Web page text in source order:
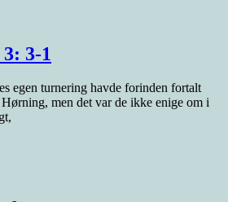
3-1
egen turnering havde forinden fortalt
men det var de ikke enige om i